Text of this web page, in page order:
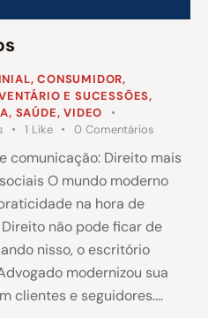
,CONSUMIDOR,
E SUCESSÕES,
, SAÚDE,VIDEO
1 Like 0 Comentários
comunicação: Direito mais
O mundo moderno
na hora de
não pode ficar de
nisso, o escritório
modernizou sua
clientes e seguidores.…